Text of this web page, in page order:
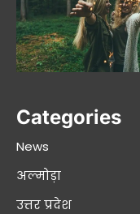
Categories
News
अल्मोड़ा
उत्तर प्रदेश